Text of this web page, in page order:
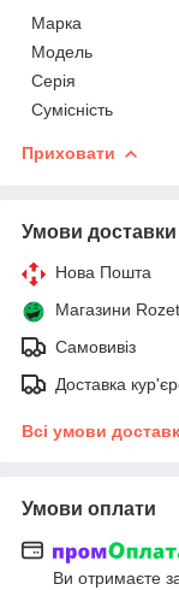
Марка
Мoдель
Серія
Сумісність
Приховати
Умови доставки
Нова Пошта
Магазини
Самовивіз
Доставка
Всі умови
Умови оплати
Ви отримаєте